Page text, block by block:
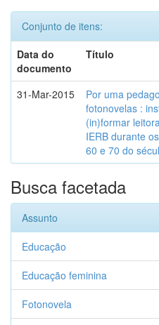
Conjunto de itens:
Data do
documento
Título
31-Mar-2015
Por uma
fotonovelas :
(in)formar
IERB durante
60 e 70 do
Busca facetada
Assunto
Educação
Educação feminina
Fotonovela